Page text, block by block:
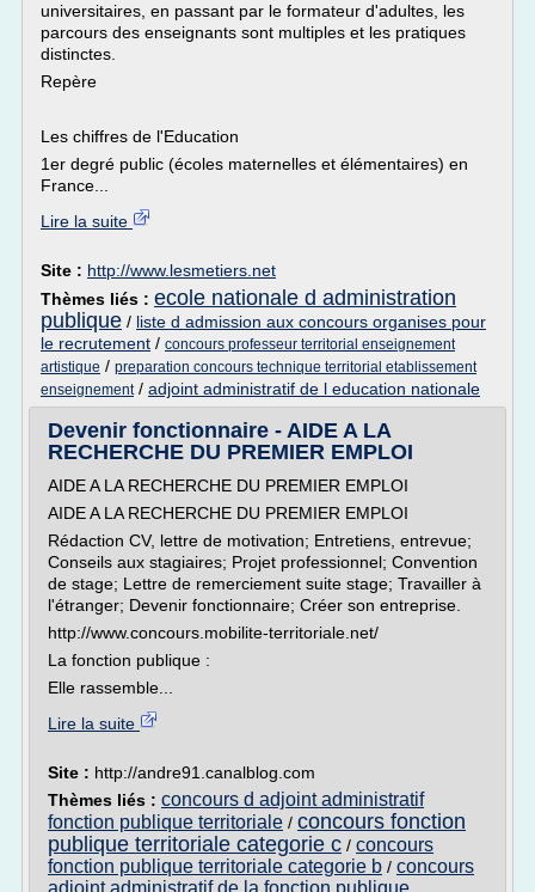
universitaires, en passant par le formateur d'adultes, les
parcours des enseignants sont multiples et les pratiques
distinctes.
Repère
Les chiffres de l'Education
1er degré public (écoles maternelles et élémentaires) en
France...
Lire la suite
Site : http://www.lesmetiers.net
Thèmes liés : ecole nationale d administration
publique / liste d admission aux concours organises pour
le recrutement / concours professeur territorial enseignement
artistique / preparation concours technique territorial etablissement
enseignement/ adjoint administratif de l education nationale
Devenir fonctionnaire - AIDE A LA
RECHERCHE DU PREMIER EMPLOI
AIDE A LA RECHERCHE DU PREMIER EMPLOI
AIDE A LA RECHERCHE DU PREMIER EMPLOI
Rédaction CV, lettre de motivation; Entretiens, entrevue;
Conseils aux stagiaires; Projet professionnel; Convention
de stage; Lettre de remerciement suite stage; Travailler à
l'étranger; Devenir fonctionnaire; Créer son entreprise.
http://www.concours.mobilite-territoriale.net/
La fonction publique :
Elle rassemble...
Lire la suite
Site : http://andre91.canalblog.com
Thèmes liés : concours d adjoint administratif
fonction publique territoriale / concours fonction
publique territoriale categorie c / concours
fonction publique territoriale categorie b / concours
adjoint administratif de la fonction publique